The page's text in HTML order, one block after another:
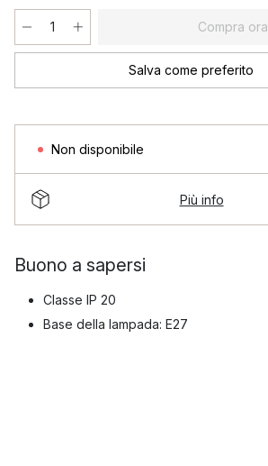
Compra ora
Salva come preferito
Non disponibile
Più info
Buono a sapersi
Classe IP 20
Base della lampada: E27